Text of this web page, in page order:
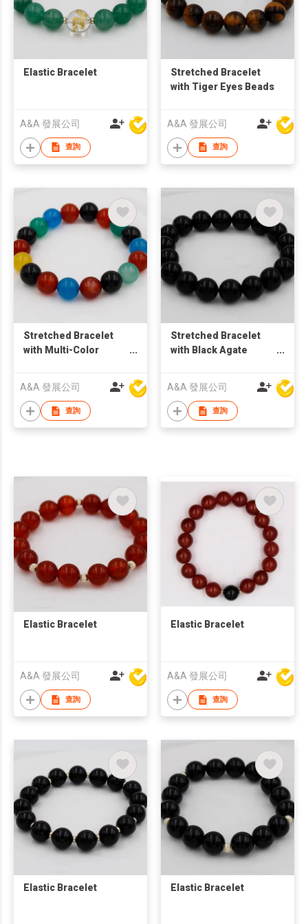
Elastic Bracelet
A&A 發展公司
查詢
Stretched Bracelet
with Tiger Eyes Beads
A&A 發展公司
查詢
Stretched Bracelet
with Multi-Color
A&A 發展公司
查詢
Stretched Bracelet
with Black Agate
A&A 發展公司
查詢
Elastic Bracelet
A&A 發展公司
查詢
Elastic Bracelet
A&A 發展公司
查詢
Elastic Bracelet Elastic Bracelet